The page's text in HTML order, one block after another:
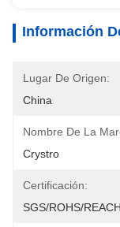
Información
Lugar De Origen:
China
Nombre De La
Crystro
Certificación:
SGS/ROHS/REACH